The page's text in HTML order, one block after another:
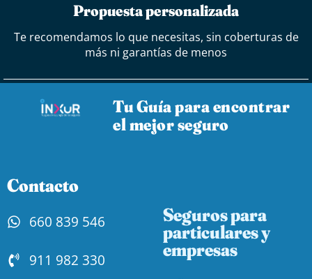
Propuesta personalizada
Te recomendamos lo que necesitas, sin coberturas de
más ni garantías de menos
Tu Guía para encontrar
el mejor seguro
Contacto
660 839 546
911 982 330
Seguros para
particulares y
empresas